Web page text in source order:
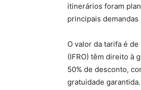
itinerários foram
principais
O valor da tarifa é de
(IFRO) têm direito à
50% de desconto,
gratuidade garantida.